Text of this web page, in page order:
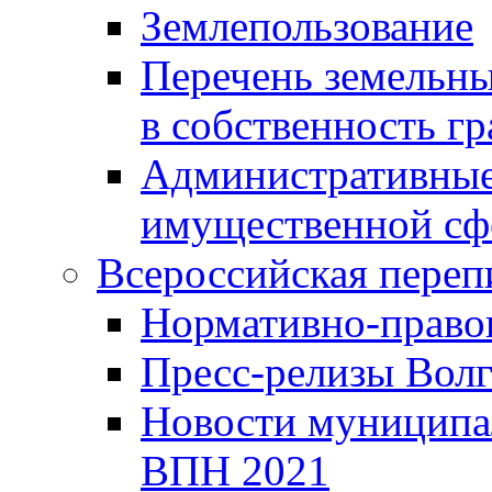
Землепользование
Перечень
в собственность
имущественной
Всероссийская
Нормативно-
Пресс-релизы
Новости
ВПН 2021